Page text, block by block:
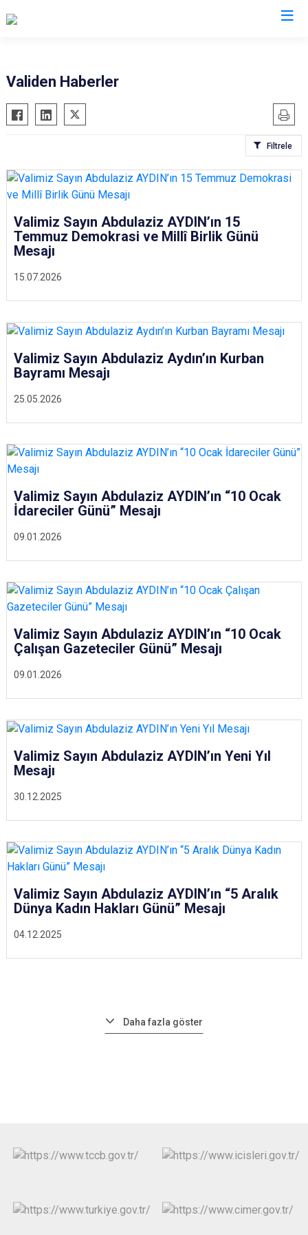
Validen Haberler
Filtrele
15.07.2026
Valimiz Sayın Abdulaziz AYDIN’ın 15
Temmuz Demokrasi ve Millî Birlik Günü
Mesajı
25.05.2026
Valimiz Sayın Abdulaziz Aydın’ın Kurban
Bayramı Mesajı
09.01.2026
Valimiz Sayın Abdulaziz AYDIN’ın “10 Ocak
İdareciler Günü” Mesajı
09.01.2026
Valimiz Sayın Abdulaziz AYDIN’ın “10 Ocak
Çalışan Gazeteciler Günü” Mesajı
30.12.2025
Valimiz Sayın Abdulaziz AYDIN’ın Yeni Yıl
Mesajı
04.12.2025
Valimiz Sayın Abdulaziz AYDIN’ın “5 Aralık
Dünya Kadın Hakları Günü” Mesajı
Daha fazla göster